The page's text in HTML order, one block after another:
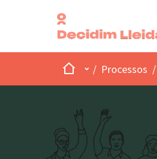
Inici Menú principal
/ Processos /